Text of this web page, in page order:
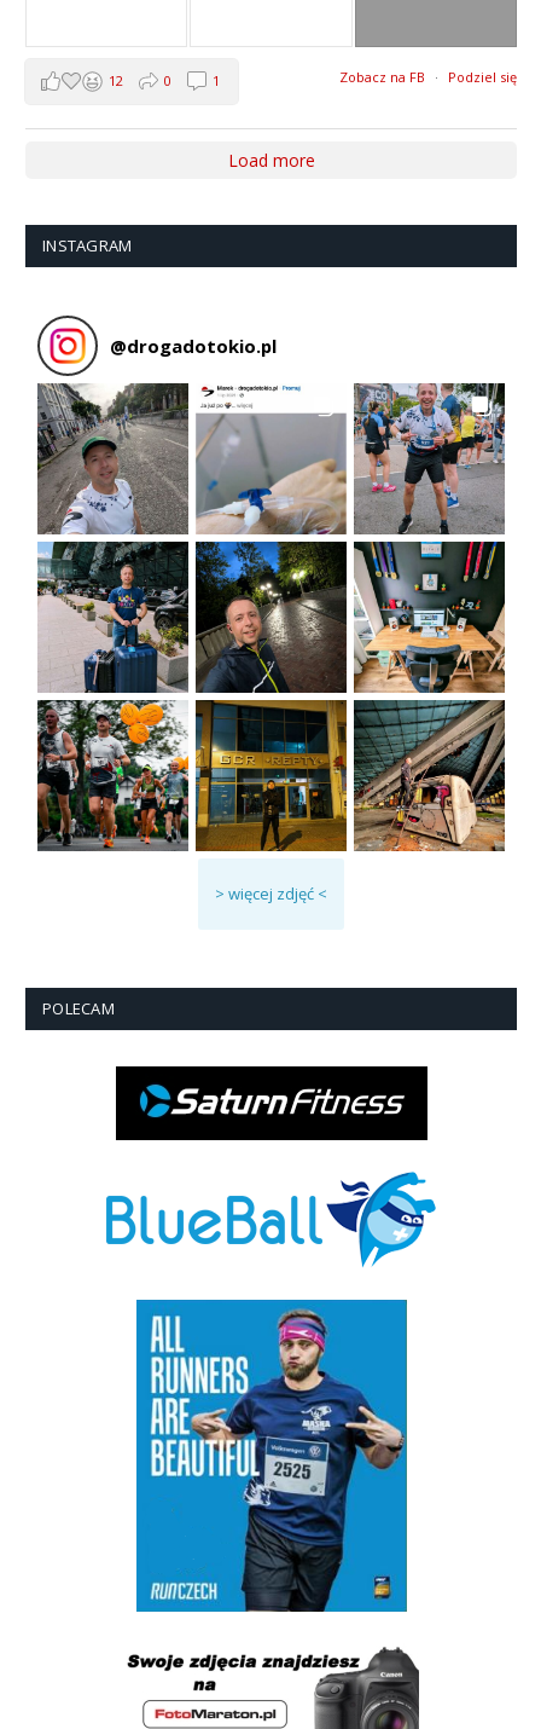
Zobacz na FB · Podziel się
12 0 1
Load more
INSTAGRAM
@drogadotokio.pl
> więcej zdjęć <
POLECAM